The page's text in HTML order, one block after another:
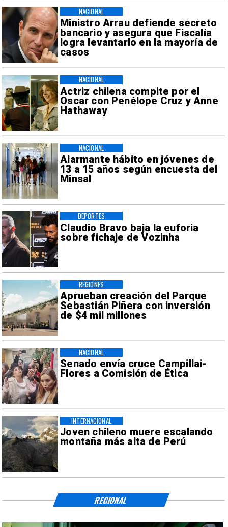
Ministro Arrau defiende secreto
bancario y asegura que Fiscalía
logra levantarlo en la mayoría de
casos
NACIONAL
Actriz chilena compite por el
Oscar con Penélope Cruz y Anne
Hathaway
NACIONAL
Alarmante hábito en jóvenes de
13 a 15 años según encuesta del
Minsal
NACIONAL
Claudio Bravo baja la euforia
sobre fichaje de Vozinha
DEPORTES
Aprueban creación del Parque
Sebastián Piñera con inversión
de $4 mil millones
REGIONES
Senado envía cruce Campillai-
Flores a Comisión de Ética
NACIONAL
Joven chileno muere escalando
montaña más alta de Perú
INTERNACIONAL
REGIONAL